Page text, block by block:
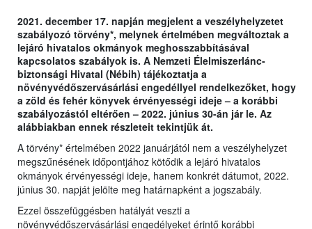
2021. december 17. napján megjelent a veszélyhelyzetet
szabályozó törvény*, melynek értelmében megváltoztak a
lejáró hivatalos okmányok meghosszabbításával
kapcsolatos szabályok is. A Nemzeti Élelmiszerlánc-
biztonsági Hivatal (Nébih) tájékoztatja a
növényvédőszervásárlási engedéllyel rendelkezőket, hogy
a zöld és fehér könyvek érvényességi ideje – a korábbi
szabályozástól eltérően – 2022. június 30-án jár le. Az
alábbiakban ennek részleteit tekintjük át.
A törvény* értelmében 2022 januárjától nem a veszélyhelyzet
megszűnésének időpontjához kötődik a lejáró hivatalos
okmányok érvényességi ideje, hanem konkrét dátumot, 2022.
június 30. napját jelölte meg határnapként a jogszabály.
Ezzel összefüggésben hatályát veszti a
növényvédőszervásárlási engedélyeket érintő korábbi